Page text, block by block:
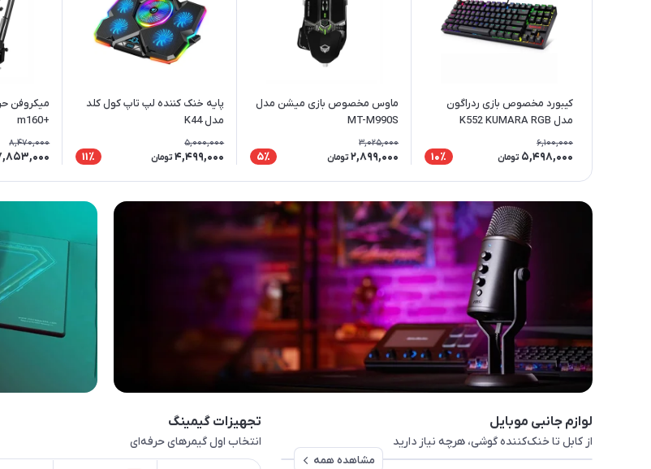
کیبورد مخصوص بازی ردراگون
مدل K552 KUMARA RGB
6,100,000
5,498,000 تومان 10٪
ماوس مخصوص بازی میشن مدل
MT-M990S
3,025,000
2,899,000 تومان 5٪
پایه خنک کننده لپ تاپ کول کلد
مدل K44
5,000,000
4,499,000 تومان 11٪
میکروفن
+m160
8,470,000
لوازم جانبی موبایل
از کابل تا خنک‌کننده گوشی، هرچه نیاز دارید
مشاهده همه
تجهیزات گیمینگ
انتخاب اول گیمرهای حرفه‌ای